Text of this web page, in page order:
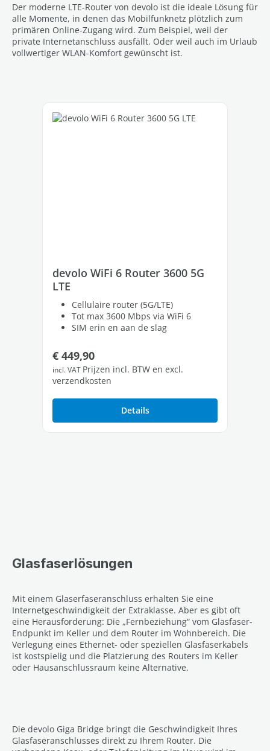
Der moderne LTE-Router von devolo ist die ideale Lösung für
alle Momente, in denen das Mobilfunknetz plötzlich zum
primären Online-Zugang wird. Zum Beispiel, weil der
private Internetanschluss ausfällt. Oder weil auch im Urlaub
vollwertiger WLAN-Komfort gewünscht ist.
Productgalerij overslaan
devolo WiFi 6 Router 3600 5G
LTE
Cellulaire router (5G/LTE)
Tot max 3600 Mbps via WiFi 6
SIM erin en aan de slag
Normale prijs:
€ 449,90
incl. VAT Prijzen incl. BTW en excl.
verzendkosten
Details
Glasfaserlösungen
Mit einem Glaserfaseranschluss erhalten Sie eine
Internetgeschwindigkeit der Extraklasse. Aber es gibt oft
eine Herausforderung: Die „Fernbeziehung“ vom Glasfaser-
Endpunkt im Keller und dem Router im Wohnbereich. Die
Verlegung eines Ethernet- oder speziellen Glasfaserkabels
ist kostspielig und die Platzierung des Routers im Keller
oder Hausanschlussraum keine Alternative.
Die devolo Giga Bridge bringt die Geschwindigkeit Ihres
Glasfaseranschlusses direkt zu Ihrem Router. Die